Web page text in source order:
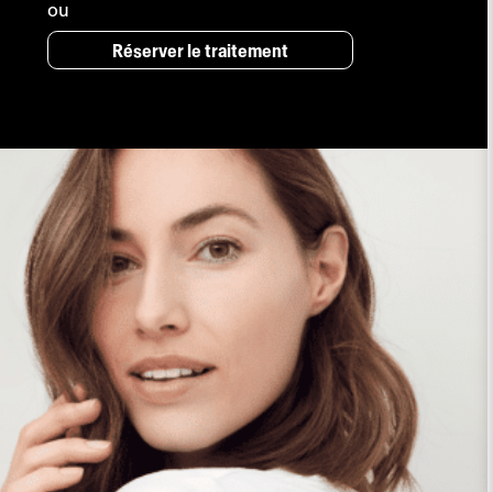
ou
Réserver le traitement